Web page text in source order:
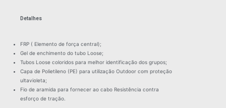
Detalhes
FRP ( Elemento de força central);
Gel de enchimento do tubo Loose;
Tubos Loose coloridos para melhor identificação dos grupos;
Capa de Polietileno (PE) para utilização Outdoor com proteção
ultavioleta;
Fio de aramida para fornecer ao cabo Resistência contra
esforço de tração.